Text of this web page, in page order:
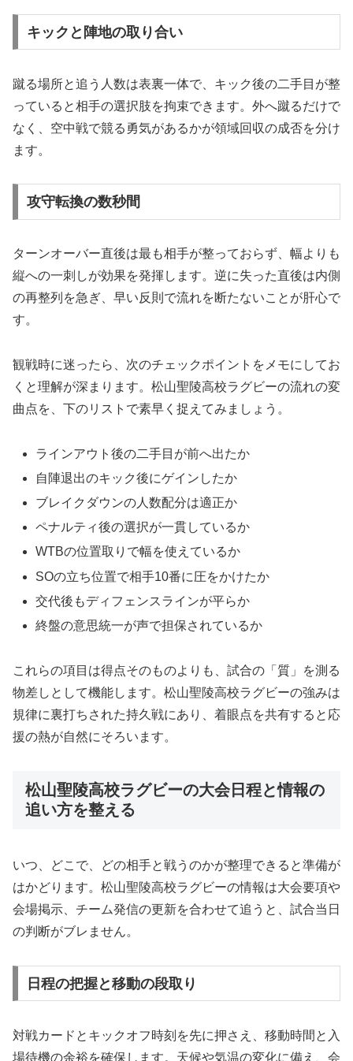
キックと陣地の取り合い
蹴る場所と追う人数は表裏一体で、キック後の二手目が整
っていると相手の選択肢を拘束できます。外へ蹴るだけで
なく、空中戦で競る勇気があるかが領域回収の成否を分け
ます。
攻守転換の数秒間
ターンオーバー直後は最も相手が整っておらず、幅よりも
縦への一刺しが効果を発揮します。逆に失った直後は内側
の再整列を急ぎ、早い反則で流れを断たないことが肝心で
す。
観戦時に迷ったら、次のチェックポイントをメモにしてお
くと理解が深まります。松山聖陵高校ラグビーの流れの変
曲点を、下のリストで素早く捉えてみましょう。
ラインアウト後の二手目が前へ出たか
自陣退出のキック後にゲインしたか
ブレイクダウンの人数配分は適正か
ペナルティ後の選択が一貫しているか
WTBの位置取りで幅を使えているか
SOの立ち位置で相手10番に圧をかけたか
交代後もディフェンスラインが平らか
終盤の意思統一が声で担保されているか
これらの項目は得点そのものよりも、試合の「質」を測る
物差しとして機能します。松山聖陵高校ラグビーの強みは
規律に裏打ちされた持久戦にあり、着眼点を共有すると応
援の熱が自然にそろいます。
松山聖陵高校ラグビーの大会日程と情報の
追い方を整える
いつ、どこで、どの相手と戦うのかが整理できると準備が
はかどります。松山聖陵高校ラグビーの情報は大会要項や
会場掲示、チーム発信の更新を合わせて追うと、試合当日
の判断がブレません。
日程の把握と移動の段取り
対戦カードとキックオフ時刻を先に押さえ、移動時間と入
場待機の余裕を確保します。天候や気温の変化に備え、会